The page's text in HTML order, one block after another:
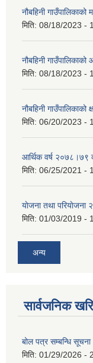
नौबहिनी
मिति: 08/18/2023 -
नौबहिनी
मिति: 08/18/2023 -
नौबहिनी गाउँपालिकाको
मिति: 06/20/2023 -
आर्थिक वर्ष २०७८।७९
मिति: 06/25/2021 -
याेजना तथा परियाेजना
मिति: 01/03/2019 -
अन्य
सार्वजनिक
बोल पत्र सम्बन्धि सूचना
मिति: 01/29/2026 -